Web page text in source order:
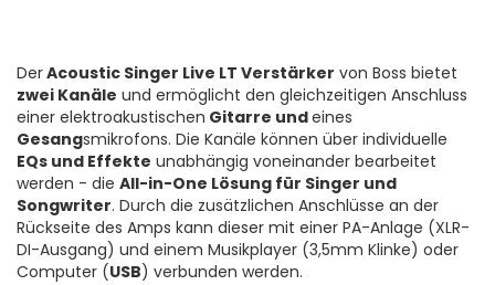
DerAcoustic Singer Live LT Verstärker von Boss bietet
zwei Kanäle und ermöglicht den gleichzeitigen Anschluss
einer elektroakustischen Gitarre undeines
Gesangsmikrofons. Die Kanäle können über individuelle
EQs und Effekte unabhängig voneinander bearbeitet
werden - die All-in-One Lösung für Singer und
Songwriter. Durch die zusätzlichen Anschlüsse an der
Rückseite des Amps kann dieser mit einer PA-Anlage (XLR-
DI-Ausgang) und einem Musikplayer (3,5mm Klinke) oder
Computer (USB) verbunden werden.